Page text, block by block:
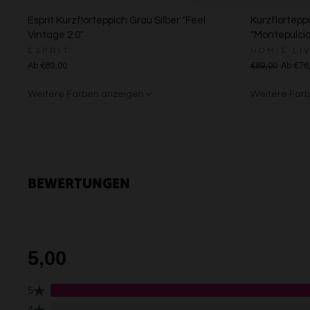
Esprit Kurzflorteppich Grau Silber "Feel
Vintage 2.0"
Ab €89,00
€89,00 Ab
BEWERTUNGEN